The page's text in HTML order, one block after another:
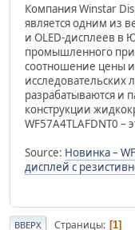
Компания Winstar
является одним из
и OLED-дисплеев в
промышленного
соотношение цены и
исследовательских
разрабатываются и
конструкции
WF57A4TLAFDNT0
Source: Новинка –
дисплей с
ВВЕРХ Страницы 1